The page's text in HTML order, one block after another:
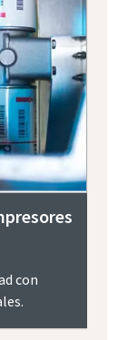
con